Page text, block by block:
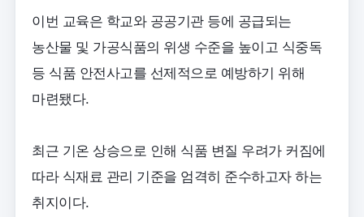
이번 교육은 학교와 공공기관 등에 공급되는
농산물 및 가공식품의 위생 수준을 높이고 식중독
등 식품 안전사고를 선제적으로 예방하기 위해
마련됐다.
최근 기온 상승으로 인해 식품 변질 우려가 커짐에
따라 식재료 관리 기준을 엄격히 준수하고자 하는
취지이다.